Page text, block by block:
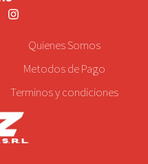
Quienes Somos
Metodos de Pago
Terminos y condiciones